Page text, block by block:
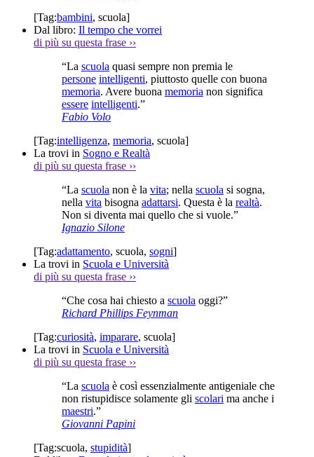
[Tag:bambini, scuola]
Dal libro: Il tempo che vorrei
di più su questa frase ››
“La scuola quasi sempre non premia le
persone intelligenti, piuttosto quelle con buona
memoria. Avere buona memoria non significa
essere intelligenti.”
Fabio Volo
[Tag:intelligenza, memoria, scuola]
La trovi in Sogno e Realtà
di più su questa frase ››
“La scuola non è la vita; nella scuola si sogna,
nella vita bisogna adattarsi. Questa è la realtà.
Non si diventa mai quello che si vuole.”
Ignazio Silone
[Tag:adattamento, scuola, sogni]
La trovi in Scuola e Università
di più su questa frase ››
“Che cosa hai chiesto a scuola oggi?”
Richard Phillips Feynman
[Tag:curiosità, imparare, scuola]
La trovi in Scuola e Università
di più su questa frase ››
“La scuola è così essenzialmente antigeniale che
non ristupidisce solamente gli scolari ma anche i
maestri.”
Giovanni Papini
[Tag:scuola, stupidità]